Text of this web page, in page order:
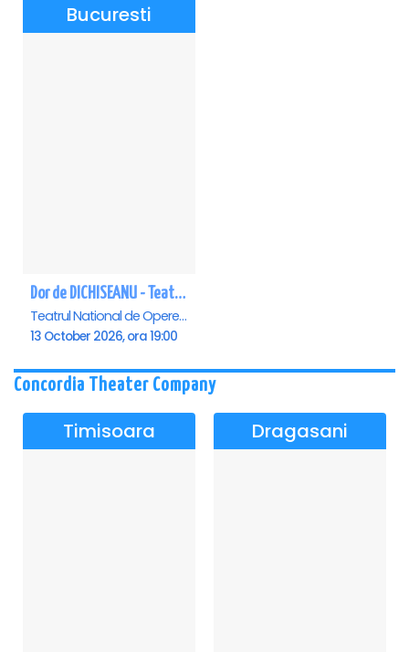
Bucuresti
Dor de DICHISEANU - Teatrul Național de Operetă și Musical „Ion Dacian"
Teatrul National de Opereta si Musical Ion Dacian, Bucuresti
13 October 2026, ora 19:00
Concordia Theater Company
Timisoara Dragasani